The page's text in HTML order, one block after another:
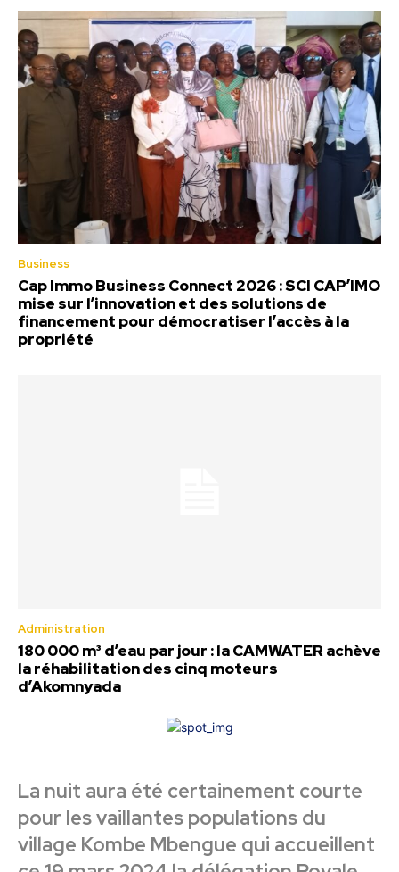
Business
Cap Immo Business Connect 2026 : SCI CAP’IMO
mise sur l’innovation et des solutions de
financement pour démocratiser l’accès à la
propriété
Administration
180 000 m³ d’eau par jour : la CAMWATER achève
la réhabilitation des cinq moteurs
d’Akomnyada
La nuit aura été certainement courte
pour les vaillantes populations du
village Kombe Mbengue qui accueillent